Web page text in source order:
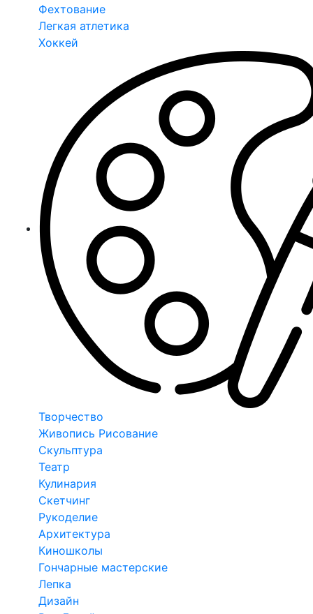
Фехтование
Легкая атлетика
Хоккей
Творчество
Живопись Рисование
Скульптура
Театр
Кулинария
Скетчинг
Рукоделие
Архитектура
Киношколы
Гончарные мастерские
Лепка
Дизайн